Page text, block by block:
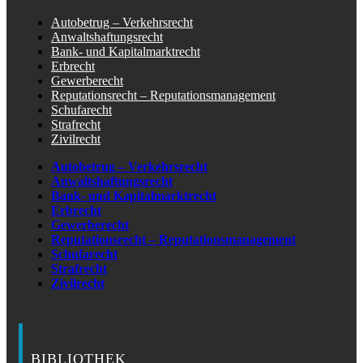
Autobetrug – Verkehrsrecht
Anwaltshaftungsrecht
Bank- und Kapitalmarktrecht
Erbrecht
Gewerberecht
Reputationsrecht – Reputationsmanagement
Schufarecht
Strafrecht
Zivilrecht
Autobetrug – Verkehrsrecht
Anwaltshaftungsrecht
Bank- und Kapitalmarktrecht
Erbrecht
Gewerberecht
Reputationsrecht – Reputationsmanagement
Schufarecht
Strafrecht
Zivilrecht
BIBLIOTHEK